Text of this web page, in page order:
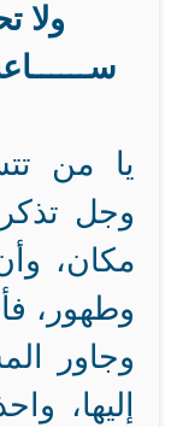
ولا
يا من
وجل
مكان،
وطهور،
وجاور
إليها،